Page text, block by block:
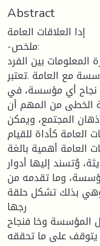
Abstract
إدا العلاقات العامة
-ملخص:
المعلومات بين الفرد
مع العامة .تعتبر
نجاح أي مؤسسة، في
الخطى من المهم أن
المجتمع، ويمكن
العامة كأداة للقيام
العامة أهمية بالغة
وُتسند إليها أدوار
وما تقدمه من
بذلك تشكل حلقة
رجها
المؤسسة وخا فنجاح
على ما تحققه